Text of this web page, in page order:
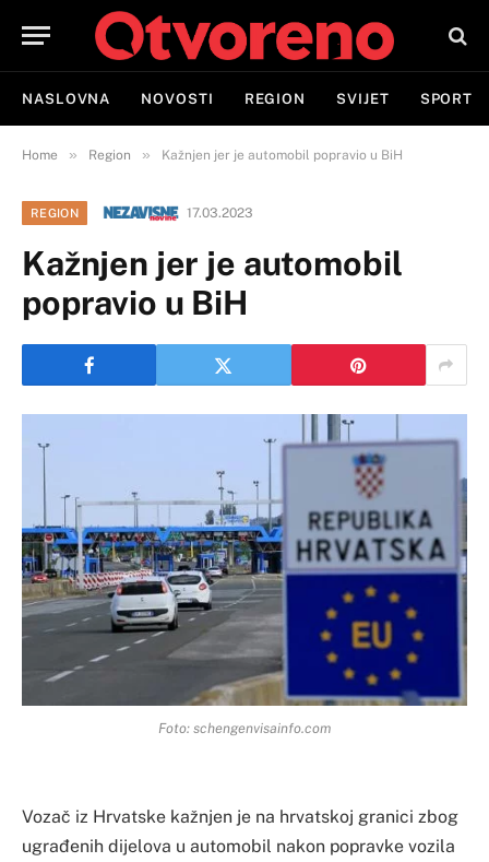
NASLOVNA NOVOSTI REGION SVIJET SPORT
Home » Region » Kažnjen jer je automobil popravio u BiH
REGION 17.03.2023
Kažnjen jer je automobil
popravio u BiH
Foto: schengenvisainfo.com
Vozač iz Hrvatske kažnjen je na hrvatskoj granici zbog
ugrađenih dijelova u automobil nakon popravke vozila